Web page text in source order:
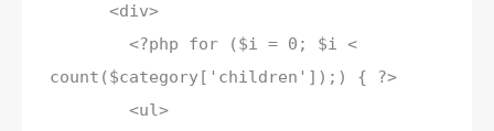
<div>
<?php for ($i = 0; $i <
count($category['children']);) { ?>
<ul>